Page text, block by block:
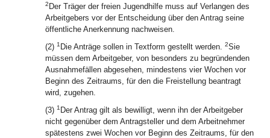
2 Der Träger der freien Jugendhilfe muss auf Verlangen des
Arbeitgebers vor der Entscheidung über den Antrag seine
öffentliche Anerkennung nachweisen.
(2) 1 Die Anträge sollen in Textform gestellt werden. 2Sie
müssen dem Arbeitgeber, von besonders zu begründenden
Ausnahmefällen abgesehen, mindestens vier Wochen vor
Beginn des Zeitraums, für den die Freistellung beantragt
wird, zugehen.
(3) 1 Der Antrag gilt als bewilligt, wenn ihn der Arbeitgeber
nicht gegenüber dem Antragsteller und dem Arbeitnehmer
spätestens zwei Wochen vor Beginn des Zeitraums, für den